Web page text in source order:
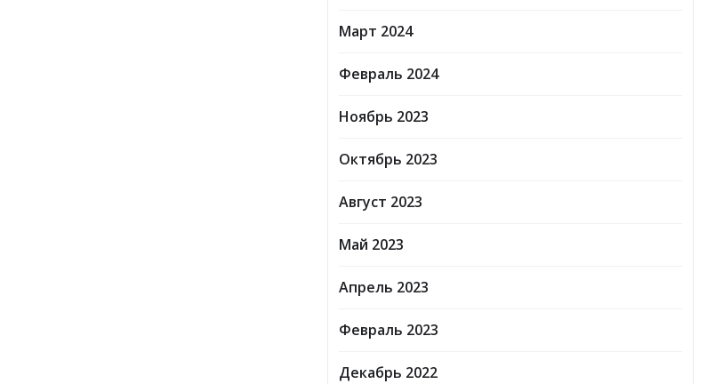
Март 2024
Февраль 2024
Ноябрь 2023
Октябрь 2023
Август 2023
Май 2023
Апрель 2023
Февраль 2023
Декабрь 2022